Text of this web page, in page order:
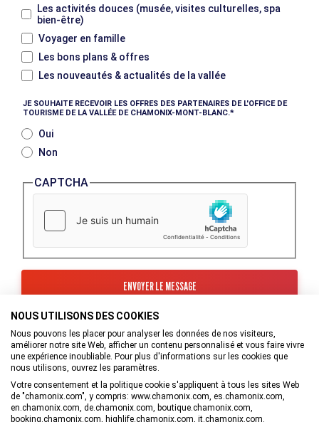
Les activités douces (musée, visites culturelles, spa
bien-être)
Voyager en famille
Les bons plans & offres
Les nouveautés & actualités de la vallée
JE SOUHAITE RECEVOIR LES OFFRES DES PARTENAIRES DE L'OFFICE DE
TOURISME DE LA VALLÉE DE CHAMONIX-MONT-BLANC.
Oui
Non
CAPTCHA
Les informations recueillies à partir de ce formulaire sont
transmises au service interne de l’Office de Tourisme de la
Vallée de Chamonix-Mont-Blanc qui va prendre en charge
votre demande.
En savoir plus sur la gestion de vos données et vos droits.
NOUS UTILISONS DES COOKIES
Nous pouvons les placer pour analyser les données de nos visiteurs,
améliorer notre site Web, afficher un contenu personnalisé et vous faire vivre
une expérience inoubliable. Pour plus d'informations sur les cookies que
nous utilisons, ouvrez les paramètres.
Votre consentement et la politique cookie s'appliquent à tous les sites Web
de "chamonix.com", y compris: www.chamonix.com, es.chamonix.com,
en.chamonix.com, de.chamonix.com, boutique.chamonix.com,
booking.chamonix.com, highlife.chamonix.com, it.chamonix.com.